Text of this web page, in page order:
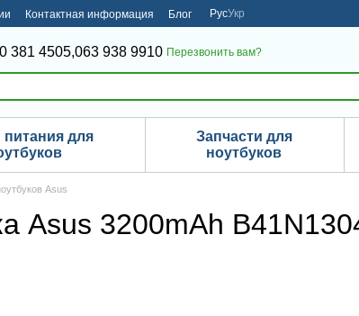
Контактная информация Блог РусУкр
381 4505,063 938 9910 Перезвонить вам?
питания для
Запчасти для
ноутбуков
Asus
Asus 3200mAh